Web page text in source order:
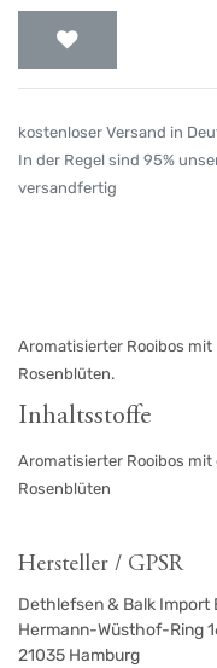
kostenloser Versand in
In der Regel sind 95%
versandfertig
Aromatisierter Rooibos
Rosenblüten.
Inhaltsstoffe
Aromatisierter Rooibos
Rosenblüten
Hersteller / GPSR
Dethlefsen & Balk Import
Hermann-Wüsthof-Ring
21035 Hamburg